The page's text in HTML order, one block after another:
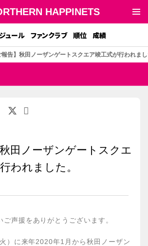
HAPPINETS
ュール ファンクラブ 順位 成績
報告】秋田ノーザンゲートスクエア竣工式が行われま
秋田ノーザンゲートスクエ
われました。
ご声援をありがとうございます。
）に来年2020年1月から秋田ノーザン